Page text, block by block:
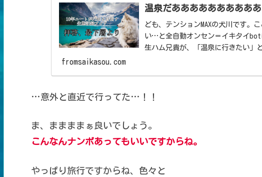
温泉だあああああああああ
ども、テンションMAXの犬川です。
い…と全自動オンセン＝イキタイ
生ハム兄貴が、「温泉に行きたい」
fromsaikasou.com
…意外と直近で行ってた…！！
ま、ままままぁ良いでしょう。
こんなんナンボあってもいいですからね。
やっぱり旅行ですからね、色々と